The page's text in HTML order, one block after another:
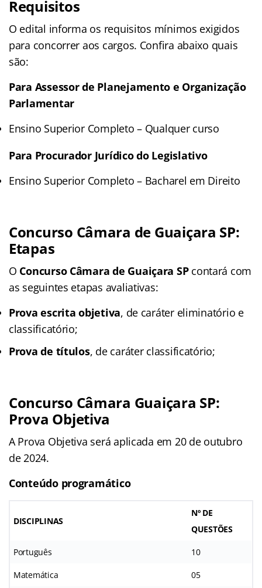
Requisitos
O edital informa os requisitos mínimos exigidos
para concorrer aos cargos. Confira abaixo quais
são:
Para Assessor de Planejamento e Organização
Parlamentar
Ensino Superior Completo – Qualquer curso
Para Procurador Jurídico do Legislativo
Ensino Superior Completo – Bacharel em Direito
Concurso Câmara de Guaiçara SP:
Etapas
O Concurso Câmara de Guaiçara SPcontará com
as seguintes etapas avaliativas:
Prova escrita objetiva, de caráter eliminatório e
classificatório;
Prova de títulos, de caráter classificatório;
Concurso Câmara Guaiçara SP:
Prova Objetiva
A Prova Objetiva será aplicada em 20 de outubro
de 2024.
Conteúdo programático
DISCIPLINAS
Nº DE
QUESTÕES
Português 10
Matemática 05